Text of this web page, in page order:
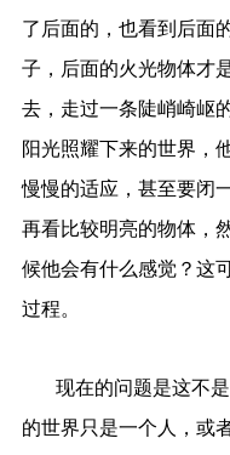
了后面的，也看到后面
子，后面的火光物体才
去，走过一条陡峭崎岖
阳光照耀下来的世界，
慢慢的适应，甚至要闭
再看比较明亮的物体，
候他会有什么感觉？这
过程。
现在的问题是这不
的世界只是一个人，或